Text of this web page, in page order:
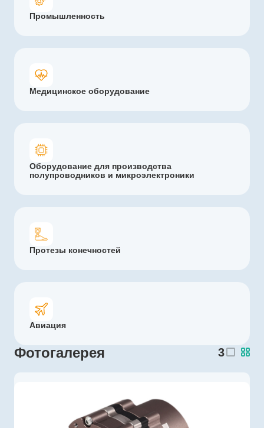
Промышленность
Медицинское оборудование
Оборудование для производства
полупроводников и микроэлектроники
Протезы конечностей
Авиация
Фотогалерея 3